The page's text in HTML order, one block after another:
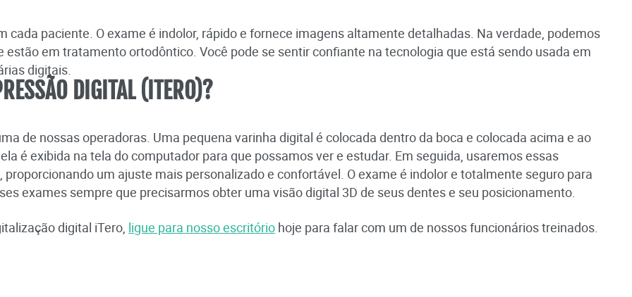
cada paciente. O exame é indolor, rápido e fornece imagens altamente detalhadas. Na verdade, podemos
em tratamento ortodôntico. Você pode se sentir confiante na tecnologia que está sendo usada em
digitais.
DIGITAL (ITERO)?
de nossas operadoras. Uma pequena varinha digital é colocada dentro da boca e colocada acima e ao
é exibida na tela do computador para que possamos ver e estudar. Em seguida, usaremos essas
um ajuste mais personalizado e confortável. O exame é indolor e totalmente seguro para
exames sempre que precisarmos obter uma visão digital 3D de seus dentes e seu posicionamento.
digital iTero, ligue para nosso escritório hoje para falar com um de nossos funcionários treinados.